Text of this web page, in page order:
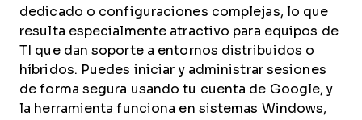
dedicado o configuraciones complejas, lo que
resulta especialmente atractivo para equipos de
TI que dan soporte a entornos distribuidos o
híbridos. Puedes iniciar y administrar sesiones
de forma segura usando tu cuenta de Google, y
la herramienta funciona en sistemas Windows,